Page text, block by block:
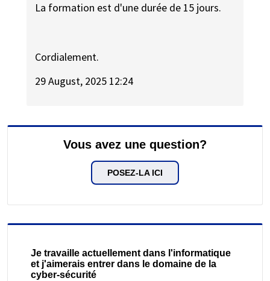
La formation est d'une durée de 15 jours.
Cordialement.
29 August, 2025 12:24
Vous avez une question?
POSEZ-LA ICI
Je travaille actuellement dans l'informatique
et j'aimerais entrer dans le domaine de la
cyber-sécurité